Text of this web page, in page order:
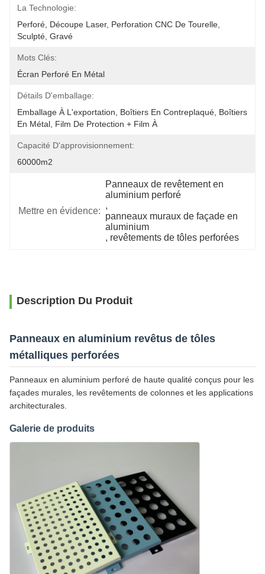
La Technologie:
Perforé, Découpe Laser, Perforation CNC De Tourelle,
Sculpté, Gravé
Mots Clés:
Écran Perforé En Métal
Détails D'emballage:
Emballage À L'exportation, Boîtiers En Contreplaqué, Boîtiers
En Métal, Film De Protection + Film À
Capacité D'approvisionnement:
60000m2
Mettre en évidence:
Panneaux de revêtement en
aluminium perforé
,
panneaux muraux de façade en
aluminium
, revêtements de tôles perforées
Description Du Produit
Panneaux en aluminium revêtus de tôles
métalliques perforées
Panneaux en aluminium perforé de haute qualité conçus pour les
façades murales, les revêtements de colonnes et les applications
architecturales.
Galerie de produits